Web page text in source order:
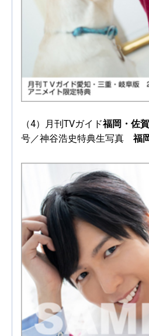
（4）月刊TVガイド福岡・佐
号／神谷浩史特典生写真福